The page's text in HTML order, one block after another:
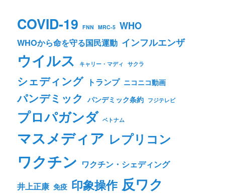
COVID-19 FNN MRC-5 WHO
WHOから命を守る国民運動 インフルエンザ
ウイルス キャリー・マディ サクラ
シェディング トランプ ニコニコ動画
パンデミック パンデミック条約 フジテレビ
プロパガンダ ベトナム
マスメディア レプリコン
ワクチン ワクチン・シェディング
井上正康 免疫 印象操作 反ワク